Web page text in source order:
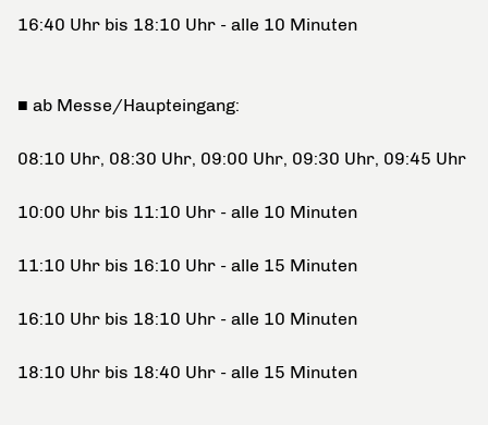
16:40 Uhr bis 18:10 Uhr - alle 10 Minuten
■ ab Messe/Haupteingang:
08:10 Uhr, 08:30 Uhr, 09:00 Uhr, 09:30 Uhr, 09:45 Uhr
10:00 Uhr bis 11:10 Uhr - alle 10 Minuten
11:10 Uhr bis 16:10 Uhr - alle 15 Minuten
16:10 Uhr bis 18:10 Uhr - alle 10 Minuten
18:10 Uhr bis 18:40 Uhr - alle 15 Minuten